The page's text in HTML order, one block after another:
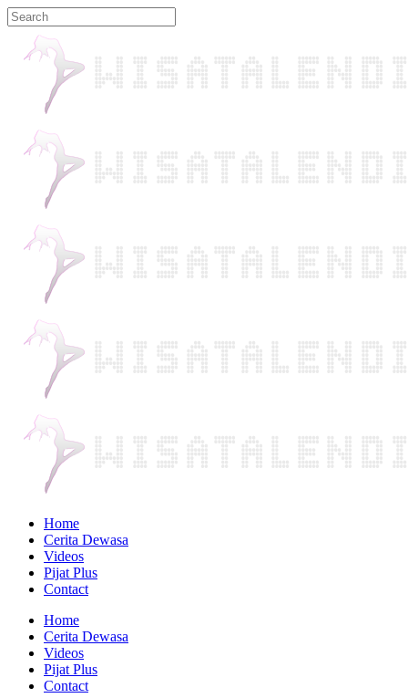
Home
Cerita Dewasa
Videos
Pijat Plus
Contact
Home
Cerita Dewasa
Videos
Pijat Plus
Contact